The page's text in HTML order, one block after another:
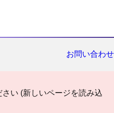
お問い合わせ
い (新しいページを読み込